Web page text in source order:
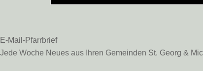
E-Mail-Pfarrbrief
Jede Woche Neues aus Ihren Gemeinden St. Georg &